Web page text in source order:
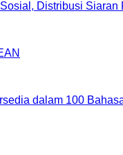
Distribusi Siaran
dalam 100